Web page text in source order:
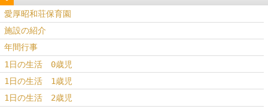
愛厚昭和荘保育園
施設の紹介
年間行事
1日の生活 0歳児
1日の生活 1歳児
1日の生活 2歳児